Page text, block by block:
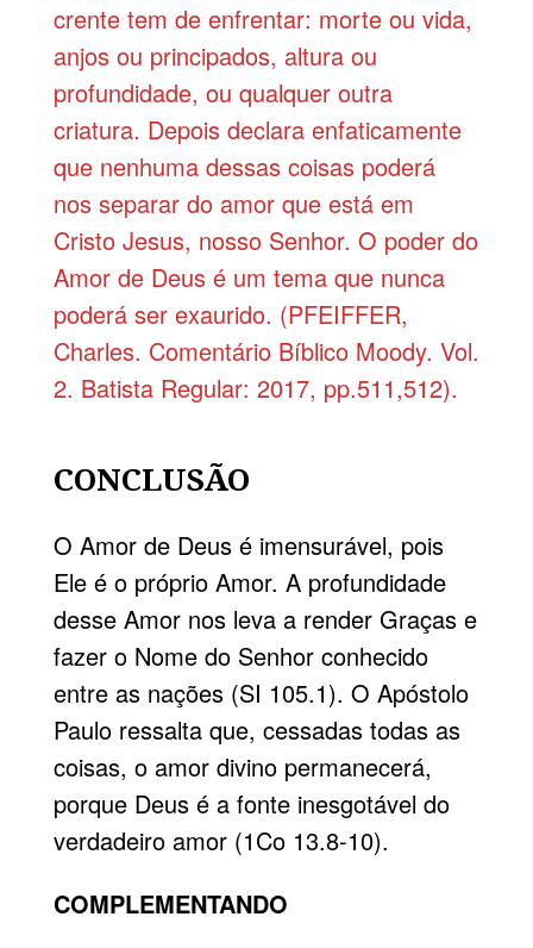
crente tem de enfrentar: morte ou vida,
anjos ou principados, altura ou
profundidade, ou qualquer outra
criatura. Depois declara enfaticamente
que nenhuma dessas coisas poderá
nos separar do amor que está em
Cristo Jesus, nosso Senhor. O poder do
Amor de Deus é um tema que nunca
poderá ser exaurido. (PFEIFFER,
Charles. Comentário Bíblico Moody. Vol.
2. Batista Regular: 2017, pp.511,512).
CONCLUSÃO
O Amor de Deus é imensurável, pois
Ele é o próprio Amor. A profundidade
desse Amor nos leva a render Graças e
fazer o Nome do Senhor conhecido
entre as nações (SI 105.1). O Apóstolo
Paulo ressalta que, cessadas todas as
coisas, o amor divino permanecerá,
porque Deus é a fonte inesgotável do
verdadeiro amor (1Co 13.8-10).
COMPLEMENTANDO